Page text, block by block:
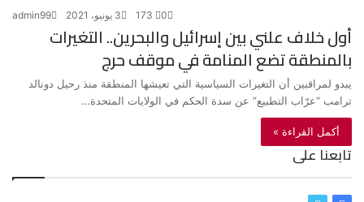
admin99 3 يونيو، 2021 0
أول خلاف علني بين إسرائيل والبحرين.. التغيرات
بالمنطقة تضع المنامة في موقف حرج
يبدو لمراقبين أن التغيرات السياسية التي تعيشها المنطقة منذ رحيل دونالد
ترامب “عرّاب التطبيع” عن سدة الحكم في الولايات المتحدة…
أكمل القراءة »
تابعنا على